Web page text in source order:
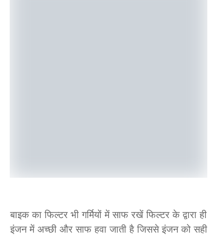
बाइक का फिल्टर भी गर्मियों में साफ रखें फिल्टर के द्वारा ही
इंजन में अच्छी और साफ हवा जाती है जिससे इंजन को सही